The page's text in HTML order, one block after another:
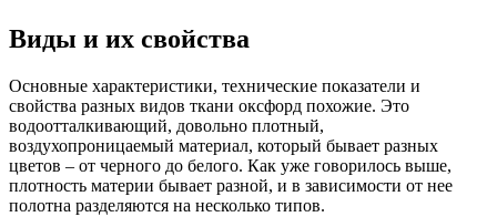
Виды и их свойства
Основные характеристики, технические показатели и
свойства разных видов ткани оксфорд похожие. Это
водоотталкивающий, довольно плотный,
воздухопроницаемый материал, который бывает разных
цветов – от черного до белого. Как уже говорилось выше,
плотность материи бывает разной, и в зависимости от нее
полотна разделяются на несколько типов.